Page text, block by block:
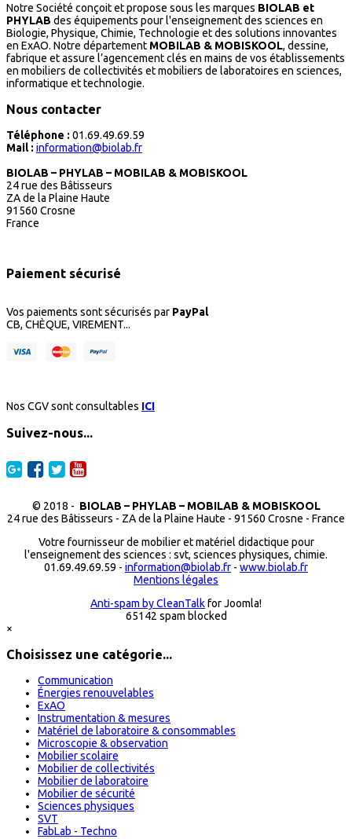
Notre Société conçoit et propose sous les marques BIOLAB et
PHYLAB des équipements pour l'enseignement des sciences en
Biologie, Physique, Chimie, Technologie et des solutions innovantes
en ExAO. Notre département MOBILAB & MOBISKOOL, dessine,
fabrique et assure l’agencement clés en mains de vos établissements
en mobiliers de collectivités et mobiliers de laboratoires en sciences,
informatique et technologie.
Nous contacter
Téléphone : 01.69.49.69.59
Mail : information@biolab.fr
BIOLAB – PHYLAB – MOBILAB & MOBISKOOL
24 rue des Bâtisseurs
ZA de la Plaine Haute
91560 Crosne
France
Paiement sécurisé
Vos paiements sont sécurisés par PayPal
CB, CHÈQUE, VIREMENT...
Nos CGV sont consultables ICI
Suivez-nous...
© 2018 - BIOLAB – PHYLAB – MOBILAB & MOBISKOOL
24 rue des Bâtisseurs - ZA de la Plaine Haute - 91560 Crosne - France
Votre fournisseur de mobilier et matériel didactique pour
l'enseignement des sciences : svt, sciences physiques, chimie.
01.69.49.69.59 - information@biolab.fr - www.biolab.fr
Mentions légales
Anti-spam by CleanTalkfor Joomla!
65142 spam blocked
×
Choisissez une catégorie...
Communication
Énergies renouvelables
ExAO
Instrumentation & mesures
Matériel de laboratoire & consommables
Microscopie & observation
Mobilier scolaire
Mobilier de collectivités
Mobilier de laboratoire
Mobilier de sécurité
Sciences physiques
SVT
FabLab - Techno